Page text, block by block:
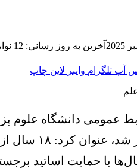
آخرین به روز رسانی: 12 نوامبر 2025
آپ تلگرام وایبر لاین چاپ
عمومی دانشگاه علوم
که امروز
با حمایت اساتید